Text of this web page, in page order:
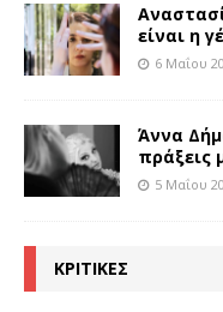
είναι η
6 Μαΐου
Άννα
πράξεις
5 Μαΐου
ΚΡΙΤΙΚΕΣ